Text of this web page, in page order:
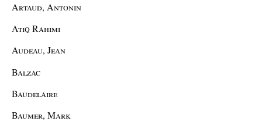
Artaud, Antonin
Atiq Rahimi
Audeau, Jean
Balzac
Baudelaire
Baumer, Mark